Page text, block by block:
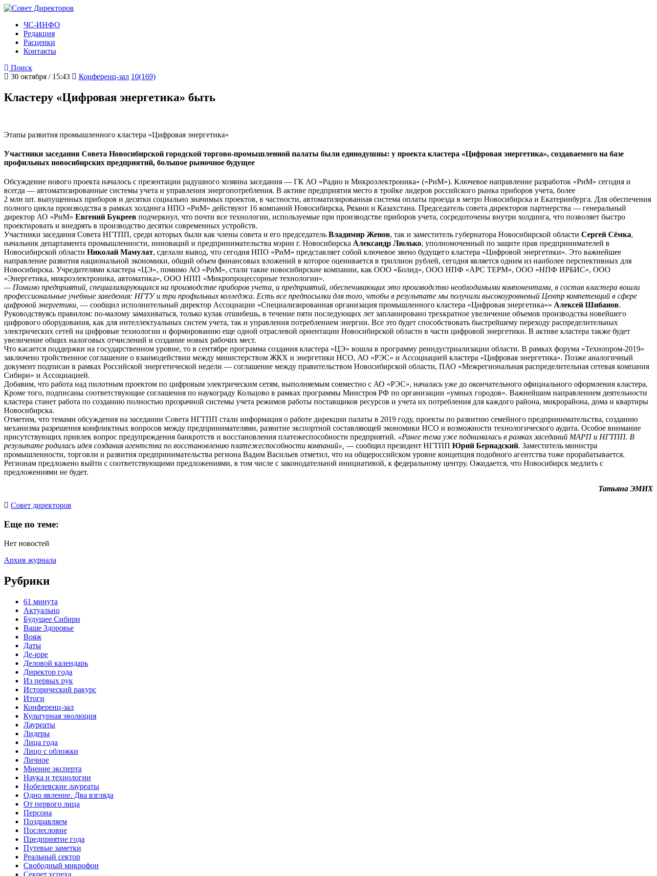
ЧС-ИНФО
Редакция
Расценки
Контакты
Поиск
30 октября / 15:43
Конференц-зал 10(169)
Кластеру «Цифровая энергетика» быть
Этапы развития промышленного кластера «Цифровая энергетика»
Участники заседания Совета Новосибирской городской торгово-промышленной палаты были единодушны: у проекта кластера «Цифровая энергетика», создаваемого на базе
профильных новосибирских предприятий, большое рыночное будущее
Обсуждение нового проекта началось с презентации радушного хозяина заседания — ГК АО «Радио и Микроэлектроника» («РиМ»). Ключевое направление разработок «РиМ» сегодня и
всегда — автоматизированные системы учета и управления энергопотребления. В активе предприятия место в тройке лидеров российского рынка приборов учета, более
2 млн шт. выпущенных приборов и десятки социально значимых проектов, в частности, автоматизированная система оплаты проезда в метро Новосибирска и Екатеринбурга. Для обеспечения
полного цикла производства в рамках холдинга НПО «РиМ» действуют 16 компаний Новосибирска, Рязани и Казахстана. Председатель совета директоров партнерства — генеральный
директор АО «РиМ» Евгений Букреев подчеркнул, что почти все технологии, используемые при производстве приборов учета, сосредоточены внутри холдинга, что позволяет быстро
проектировать и внедрять в производство десятки современных устройств.
Участники заседания Совета НГТПП, среди которых были как члены совета и его председатель Владимир Женов, так и заместитель губернатора Новосибирской области Сергей Сёмка,
начальник департамента промышленности, инноваций и предпринимательства мэрии г. Новосибирска Александр Люлько, уполномоченный по защите прав предпринимателей в
Новосибирской области Николай Мамулат, сделали вывод, что сегодня НПО «РиМ» представляет собой ключевое звено будущего кластера «Цифровой энергетики». Это важнейшее
направление развития национальной экономики, общий объем финансовых вложений в которое оценивается в триллион рублей, сегодня является одним из наиболее перспективных для
Новосибирска. Учредителями кластера «ЦЭ», помимо АО «РиМ», стали такие новосибирские компании, как ООО «Болид», ООО НПФ «АРС ТЕРМ», ООО «НПФ ИРБИС», ООО
«Энергетика, микроэлектроника, автоматика», ООО НПП «Микропроцессорные технологии».
— Помимо предприятий, специализирующихся на производстве приборов учета, и предприятий, обеспечивающих это производство необходимыми компонентами, в состав кластера вошли
профессиональные учебные заведения: НГТУ и три профильных колледжа. Есть все предпосылки для того, чтобы в результате мы получили высокоуровневый Центр компетенций в сфере
цифровой энергетики, — сообщил исполнительный директор Ассоциации «Специализированная организация промышленного кластера «Цифровая энергетика»» Алексей Шибанов.
Руководствуясь правилом: по-малому замахиваться, только кулак отшибешь, в течение пяти последующих лет запланировано трехкратное увеличение объемов производства новейшего
цифрового оборудования, как для интеллектуальных систем учета, так и управления потреблением энергии. Все это будет способствовать быстрейшему переходу распределительных
электрических сетей на цифровые технологии и формированию еще одной отраслевой ориентации Новосибирской области в части цифровой энергетики. В активе кластера также будет
увеличение общих налоговых отчислений и создание новых рабочих мест.
Что касается поддержки на государственном уровне, то в сентябре программа создания кластера «ЦЭ» вошла в программу реиндустриализации области. В рамках форума «Технопром-2019»
заключено тройственное соглашение о взаимодействии между министерством ЖКХ и энергетики НСО, АО «РЭС» и Ассоциацией кластера «Цифровая энергетика». Позже аналогичный
документ подписан в рамках Российской энергетической недели — соглашение между правительством Новосибирской области, ПАО «Межрегиональная распределительная сетевая компания
Сибири» и Ассоциацией.
Добавим, что работа над пилотным проектом по цифровым электрическим сетям, выполняемым совместно с АО «РЭС», началась уже до окончательного официального оформления кластера.
Кроме того, подписаны соответствующие соглашения по наукограду Кольцово в рамках программы Минстроя РФ по организации «умных городов». Важнейшим направлением деятельности
кластера станет работа по созданию полностью прозрачной системы учета режимов работы поставщиков ресурсов и учета их потребления для каждого района, микрорайона, дома и квартиры
Новосибирска.
Отметим, что темами обсуждения на заседании Совета НГТПП стали информация о работе дирекции палаты в 2019 году, проекты по развитию семейного предпринимательства, созданию
механизма разрешения конфликтных вопросов между предпринимателями, развитие экспортной составляющей экономики НСО и возможности технологического аудита. Особое внимание
присутствующих привлек вопрос предупреждения банкротств и восстановления платежеспособности предприятий. «Ранее тема уже поднималась в рамках заседаний МАРП и НГТПП. В
результате родилась идея создания агентства по восстановлению платежеспособности компаний», — сообщил президент НГТПП Юрий Бернадский. Заместитель министра
промышленности, торговли и развития предпринимательства региона Вадим Васильев отметил, что на общероссийском уровне концепция подобного агентства тоже прорабатывается.
Регионам предложено выйти с соответствующими предложениями, в том числе с законодательной инициативой, к федеральному центру. Ожидается, что Новосибирск медлить с
предложениями не будет.
Татьяна ЭМИХ
Cовет директоров
Еще по теме:
Нет новостей
Архив журнала
Рубрики
61 минута
Актуально
Будущее Сибири
Ваше Здоровье
Вояж
Даты
Де-юре
Деловой календарь
Директор года
Из первых рук
Исторический ракурс
Итоги
Конференц-зал
Культурная эволюция
Лауреаты
Лидеры
Лица года
Лицо с обложки
Личное
Мнение эксперта
Наука и технологии
Нобелевские лауреаты
Одно явление. Два взгляда
От первого лица
Персона
Поздравляем
Послесловие
Предприятие года
Путевые заметки
Реальный сектор
Свободный микрофон
Секрет успеха